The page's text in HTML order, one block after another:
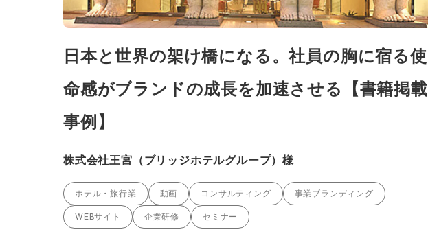
日本と世界の架け橋になる。社員の胸に宿る使
命感がブランドの成長を加速させる【書籍掲載
事例】
株式会社王宮（ブリッジホテルグループ）様
ホテル・旅行業 動画 コンサルティング 事業ブランディング
WEBサイト 企業研修 セミナー